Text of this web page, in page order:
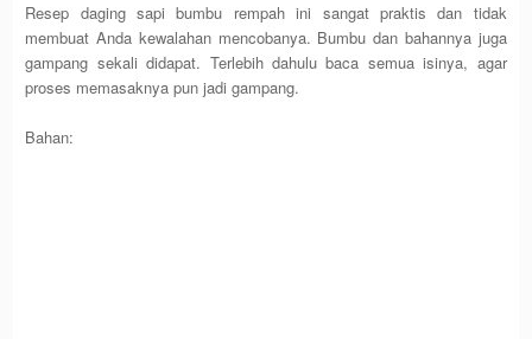
Resep daging sapi bumbu rempah ini sangat praktis dan tidak
membuat Anda kewalahan mencobanya. Bumbu dan bahannya juga
gampang sekali didapat. Terlebih dahulu baca semua isinya, agar
proses memasaknya pun jadi gampang.
Bahan: